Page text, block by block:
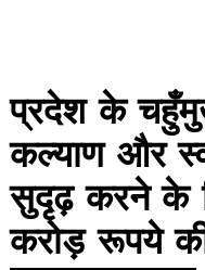
प्रदेश के
कल्याण और
सुदृढ़ करने के
करोड़ रूपये